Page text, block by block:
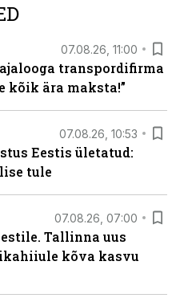
07.08.26, 11:00
transpordifirma
kõik ära maksta!”
07.08.26, 10:53
Eestis ületatud:
tule
07.08.26, 07:00
Tallinna uus
kõva kasvu